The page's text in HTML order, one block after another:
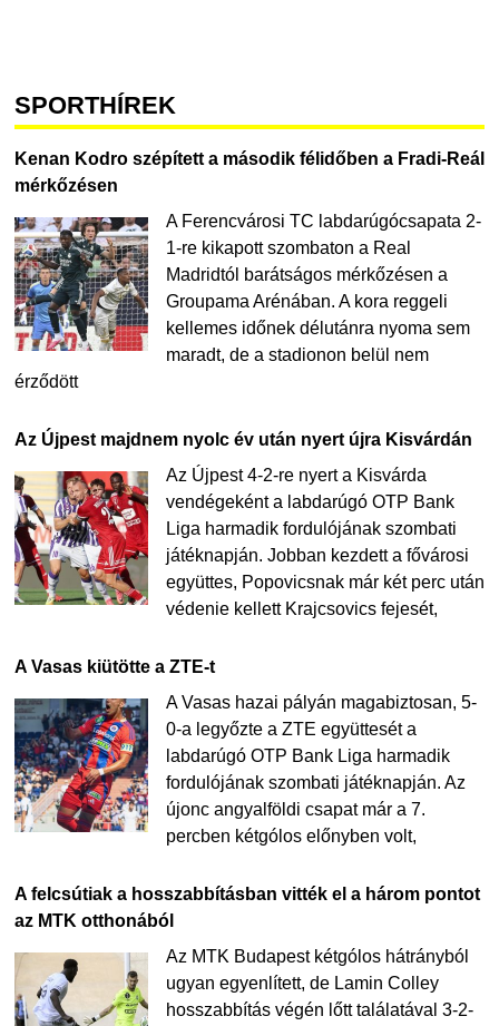
SPORTHÍREK
Kenan Kodro szépített a második félidőben a Fradi-Reál
mérkőzésen
A Ferencvárosi TC labdarúgócsapata 2-
1-re kikapott szombaton a Real
Madridtól barátságos mérkőzésen a
Groupama Arénában. A kora reggeli
kellemes időnek délutánra nyoma sem
maradt, de a stadionon belül nem
érződött
Az Újpest majdnem nyolc év után nyert újra Kisvárdán
Az Újpest 4-2-re nyert a Kisvárda
vendégeként a labdarúgó OTP Bank
Liga harmadik fordulójának szombati
játéknapján. Jobban kezdett a fővárosi
együttes, Popovicsnak már két perc után
védenie kellett Krajcsovics fejesét,
A Vasas kiütötte a ZTE-t
A Vasas hazai pályán magabiztosan, 5-
0-a legyőzte a ZTE együttesét a
labdarúgó OTP Bank Liga harmadik
fordulójának szombati játéknapján. Az
újonc angyalföldi csapat már a 7.
percben kétgólos előnyben volt,
A felcsútiak a hosszabbításban vitték el a három pontot
az MTK otthonából
Az MTK Budapest kétgólos hátrányból
ugyan egyenlített, de Lamin Colley
hosszabbítás végén lőtt találatával 3-2-